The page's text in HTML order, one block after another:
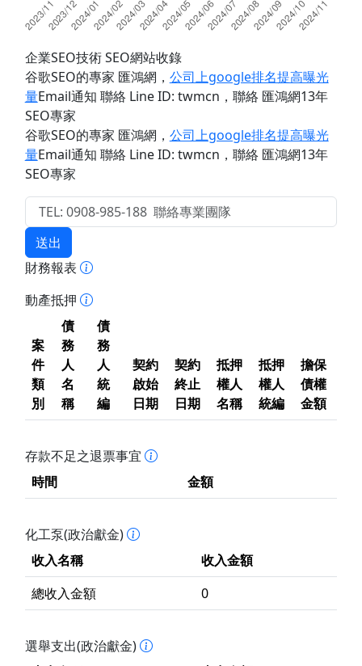
企業SEO技術 SEO網站收錄
谷歌SEO的專家 匯鴻網 ， 公司上google排名提高曝光
量Email通知 聯絡 Line ID: twmcn ，聯絡 匯鴻網13年
SEO專家
谷歌SEO的專家 匯鴻網 ， 公司上google排名提高曝光
量Email通知 聯絡 Line ID: twmcn ，聯絡 匯鴻網13年
SEO專家
送出
財務報表
動產抵押
案
件
類
別
債
務
人
名
稱
債
務
人
統
編
契約
啟始
日期
契約
終止
日期
抵押
權人
名稱
抵押
權人
統編
擔保
債權
金額
存款不足之退票事宜
時間
金額
化工泵(政治獻金)
收入名稱
收入金額
總收入金額
0
選舉支出(政治獻金)